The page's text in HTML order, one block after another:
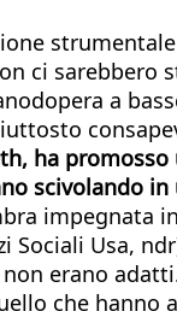
ci sarebbero
a
ha
scivolando in
impegnata
Sociali Usa,
erano
che hanno